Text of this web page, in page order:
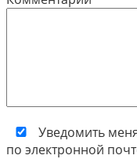
Уведомить
по электронной